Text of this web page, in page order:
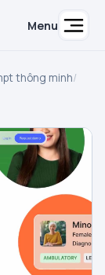
Menu
thông minh/